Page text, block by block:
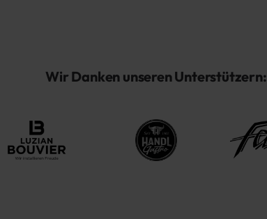
Wir Danken unseren Unterstützern: